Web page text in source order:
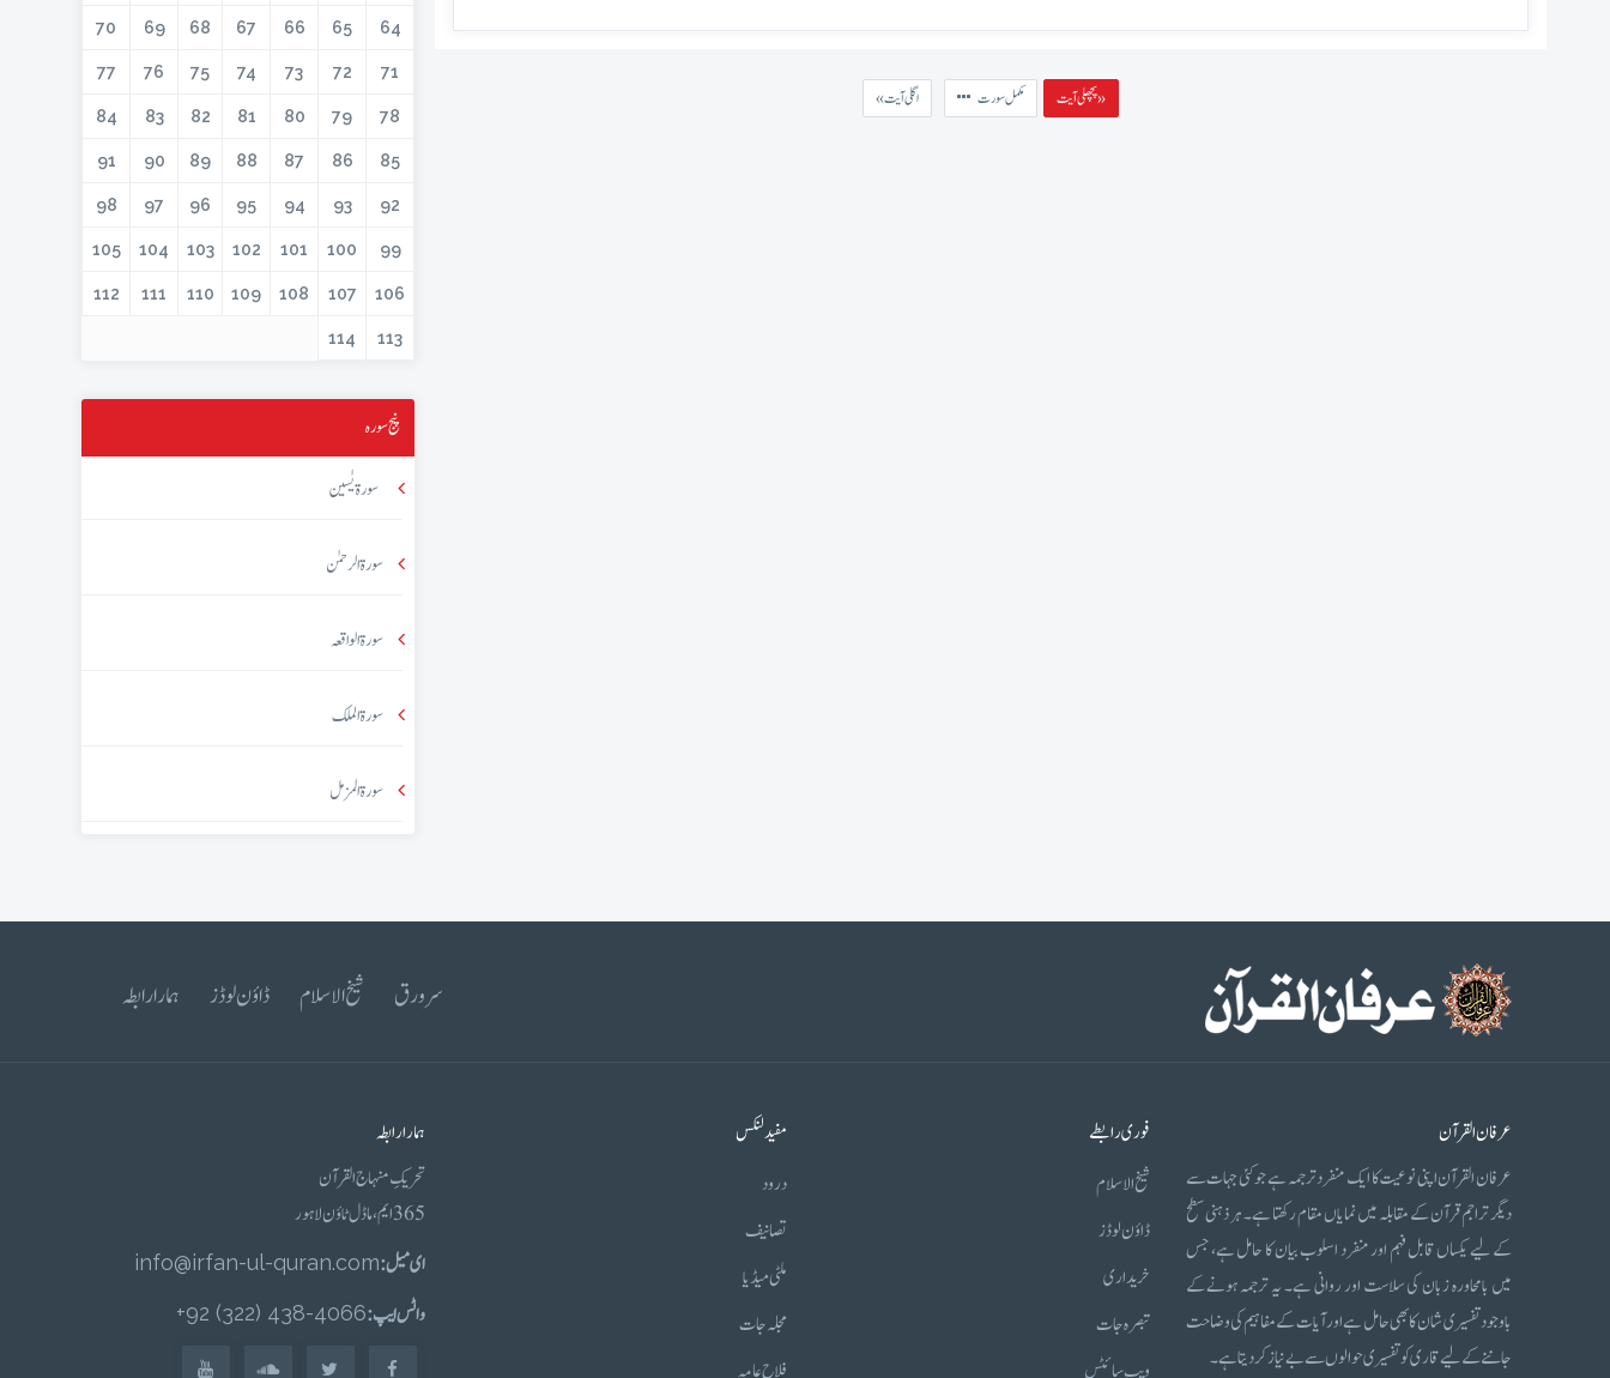
پچھلی آیت » مکمل سورت « اگلی آیت
64
65
66
67
68
69
70
71
72
73
74
75
76
77
78
79
80
81
82
83
84
85
86
87
88
89
90
91
92
93
94
95
96
97
98
99
100
101
102
103
104
105
106
107
108
109
110
111
112
113
114
پنج سورہ
سورۃ یٰسین
سورۃ الرحمٰن
سورۃ الواقعہ
سورۃ الملک
سورۃ المزمل
سرورق شیخ الاسلام ڈاؤن لوڈز ہمارا رابطہ
عرفان القرآن
عرفان القرآن اپنی نوعیت کا ایک منفرد ترجمہ ہے جو کئی جہات سے
دیگر تراجم قرآن کے مقابلہ میں نمایاں مقام رکھتا ہے۔ ہر ذہنی سطح
کے لیے یکساں قابل فہم اور منفرد اسلوب بیان کا حامل ہے، جس
میں بامحاورہ زبان کی سلاست اور روانی ہے۔ یہ ترجمہ ہونے کے
باوجود تفسیری شان کا بھی حامل ہے اور آیات کے مفاہیم کی وضاحت
جاننے کے لیے قاری کو تفسیری حوالوں سے بے نیاز کر دیتا ہے۔
فوری رابطے
شیخ الاسلام
ڈاؤن لوڈز
خریداری
تبصرہ جات
ویب سائٹس
مفید لنکس
درود
تصانیف
ملٹی میڈیا
مجلہ جات
فلاح عامہ
ہمارا رابطہ
تحریکِ منہاج القرآن
365 ایم، ماڈل ٹاؤن لاہور
ای میل :info@irfan-ul-quran.com
واٹس ایپ :4066-438 (322) 92+